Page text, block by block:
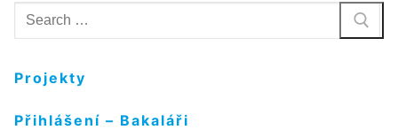
Hledat:
Projekty
Přihlášení – Bakaláři